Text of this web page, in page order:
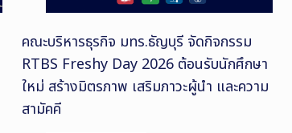
คณะบริหารธุรกิจ มทร.ธัญบุรี จัดกิจกรรม
RTBS Freshy Day 2026 ต้อนรับนักศึกษา
ใหม่ สร้างมิตรภาพ เสริมภาวะผู้นำ และความ
สามัคคี